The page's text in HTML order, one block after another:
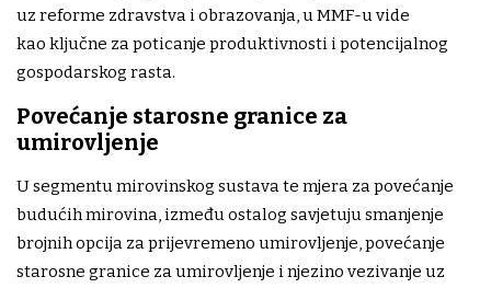
uz reforme zdravstva i obrazovanja, u MMF-u vide
kao ključne za poticanje produktivnosti i potencijalnog
gospodarskog rasta.
Povećanje starosne granice za
umirovljenje
U segmentu mirovinskog sustava te mjera za povećanje
budućih mirovina, između ostalog savjetuju smanjenje
brojnih opcija za prijevremeno umirovljenje, povećanje
starosne granice za umirovljenje i njezino vezivanje uz